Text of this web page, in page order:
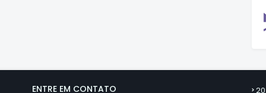
ENTRE EM CONTATO